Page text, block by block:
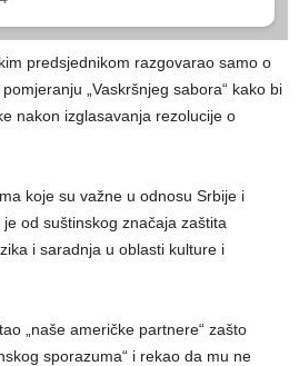
predsjednikom razgovarao samo o
„Vaskršnjeg sabora“ kako bi
nakon izglasavanja rezolucije o
koje su važne u odnosu Srbije i
od suštinskog značaja zaštita
i saradnja u oblasti kulture i
„naše američke partnere“ zašto
sporazuma“ i rekao da mu ne